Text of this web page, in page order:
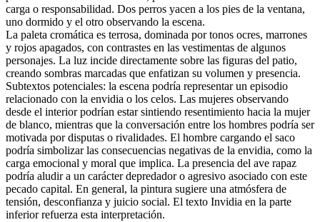
carga o responsabilidad. Dos perros yacen a los pies de la ventana,
uno dormido y el otro observando la escena.
La paleta cromática es terrosa, dominada por tonos ocres, marrones
y rojos apagados, con contrastes en las vestimentas de algunos
personajes. La luz incide directamente sobre las figuras del patio,
creando sombras marcadas que enfatizan su volumen y presencia.
Subtextos potenciales: la escena podría representar un episodio
relacionado con la envidia o los celos. Las mujeres observando
desde el interior podrían estar sintiendo resentimiento hacia la mujer
de blanco, mientras que la conversación entre los hombres podría ser
motivada por disputas o rivalidades. El hombre cargando el saco
podría simbolizar las consecuencias negativas de la envidia, como la
carga emocional y moral que implica. La presencia del ave rapaz
podría aludir a un carácter depredador o agresivo asociado con este
pecado capital. En general, la pintura sugiere una atmósfera de
tensión, desconfianza y juicio social. El texto Invidia en la parte
inferior refuerza esta interpretación.